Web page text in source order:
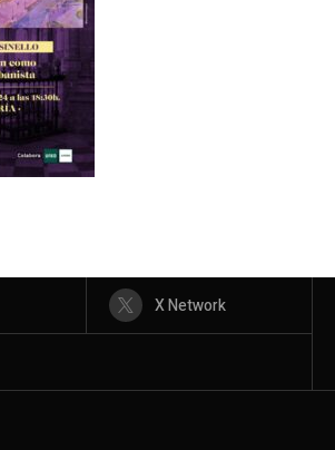
X Network